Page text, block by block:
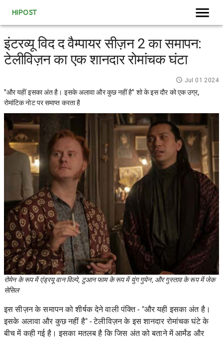
HIPOST
इंटरव्यू विद द वैम्पायर सीज़न 2 का समापन:
टेलीविज़न का एक शानदार रोमांचक घंटा
Jul 01 2024
"और यहीं इसका अंत है। इसके अलावा और कुछ नहीं है" शो के इस दौर को एक उग्र,
रोमांटिक नोट पर समाप्त करता है
रोमेन के रूप में एंड्रयू वान विल्पे, टुआन फाम के रूप में युंग गुयेन, और गुस्ताव के रूप में जेक
सेसिल
इस सीज़न के समापन को शीर्षक देने वाली पंक्ति - "और यही इसका अंत है।
इसके अलावा और कुछ नहीं है" - टेलीविज़न के इस शानदार रोमांचक घंटे के
बीच में कही गई है। इसका मतलब है कि जिस अंत को बताने में आर्मंड और